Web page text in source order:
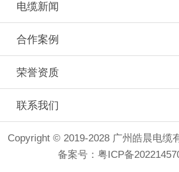
电缆新闻
合作案例
荣誉资质
联系我们
Copyright © 2019-2028 广州皓晨电缆
备案号： 粤ICP备